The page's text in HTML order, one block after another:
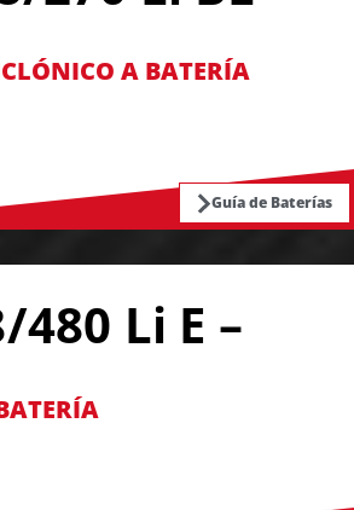
A BATERÍA
Guía de Baterías
480 Li E –